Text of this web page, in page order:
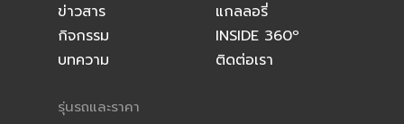
ข่าวสาร
กิจกรรม
บทความ
แกลลอรี่
INSIDE 360º
ติดต่อเรา
รุ่นรถและราคา